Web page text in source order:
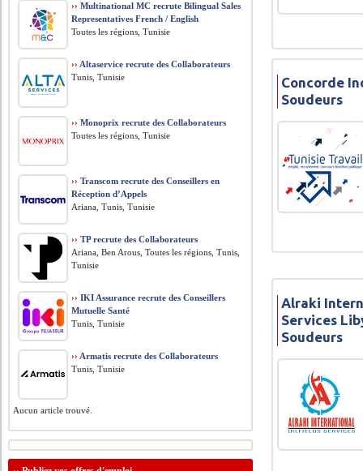
Concorde
Soudeurs
Alraki
Services
Soudeurs
›› Multinational MC recrute Bilingual Sales
Representatives French / English
Toutes les régions, Tunisie
›› Altaservice recrute des Collaborateurs
Tunis, Tunisie
›› Monoprix recrute des Collaborateurs
Toutes les régions, Tunisie
›› Transcom recrute des Conseillers en
Réception d’Appels
Ariana, Tunis, Tunisie
›› TP recrute des Collaborateurs
Ariana, Ben Arous, Toutes les régions, Tunis,
Tunisie
›› IKI Assurance recrute des Conseillers
Mutuelle Santé
Tunis, Tunisie
›› Armatis recrute des Collaborateurs
Tunis, Tunisie
Aucun article trouvé.